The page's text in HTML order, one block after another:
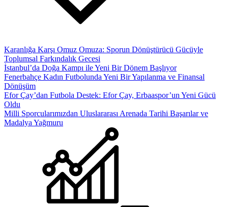
Karanlığa Karşı Omuz Omuza: Sporun Dönüştürücü Gücüyle
Toplumsal Farkındalık Gecesi
İstanbul’da Doğa Kampı ile Yeni Bir Dönem Başlıyor
Fenerbahçe Kadın Futbolunda Yeni Bir Yapılanma ve Finansal
Dönüşüm
Efor Çay’dan Futbola Destek: Efor Çay, Erbaaspor’un Yeni Gücü
Oldu
Milli Sporcularımızdan Uluslararası Arenada Tarihi Başarılar ve
Madalya Yağmuru